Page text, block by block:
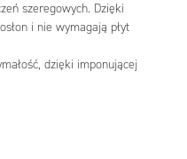
szeregowych. Dzięki
i nie wymagają płyt
dzięki imponującej